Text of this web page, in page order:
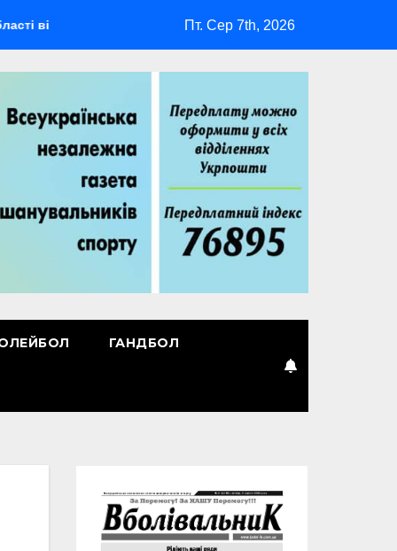
мультиспортивний табір ГАРТ 2026 – як
Пт. Сер 7th, 2026
ГАНДБОЛ